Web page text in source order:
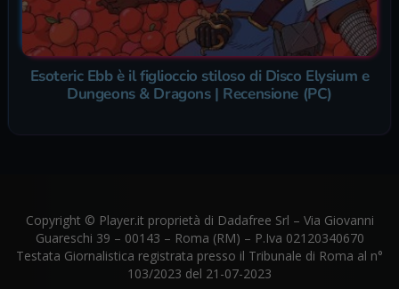
Esoteric Ebb è il figlioccio stiloso di Disco Elysium e
Dungeons & Dragons | Recensione (PC)
Copyright © Player.it proprietà di Dadafree Srl – Via Giovanni
Guareschi 39 – 00143 – Roma (RM) – P.Iva 02120340670
Testata Giornalistica registrata presso il Tribunale di Roma al n°
103/2023 del 21-07-2023